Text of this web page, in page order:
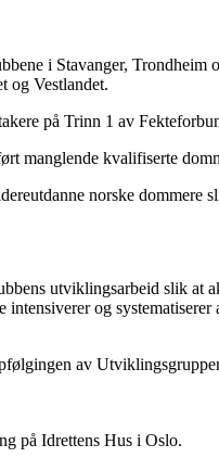
i Stavanger,
og Vestlandet.
på Trinn 1 av
manglende kvalifiserte
norske dommere
utviklingsarbeid slik at
og
av
på Idrettens Hus i Oslo.